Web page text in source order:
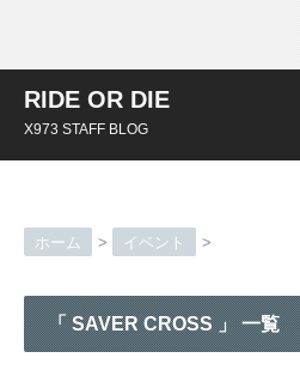
RIDE OR DIE
X973 STAFF BLOG
ホーム > イベント >
「 SAVER CROSS 」 一覧